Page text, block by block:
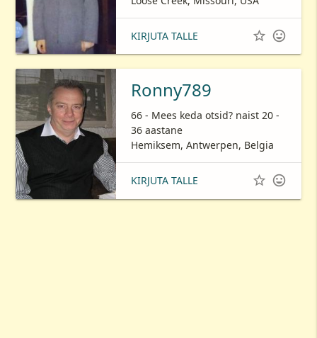
KIRJUTA TALLE  
Ronny789
66 - Mees keda otsid? naist 20 -
36 aastane
Hemiksem, Antwerpen, Belgia
KIRJUTA TALLE  